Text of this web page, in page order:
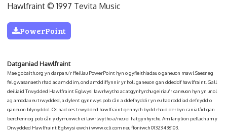
Hawlfraint © 1997 Tevita Music
PowerPoint
Datganiad Hawlfraint
Mae gobaith.org yn darparu'r ffeiliau PowerPoint hyn o gyfieithiadau o ganeuon mawl Saesneg
fel gwasanaeth rhad ac am ddim, ond amddiffynnir yr holl ganeuon gan ddeddf hawlfraint. Gall
deiliaid Trwydded Hawlfraint Eglwysi lawrlwytho ac atgynhyrchu geiriau'r caneuon hyn yn unol
ag amodau eu trwydded, a dylent gynnwys pob cân a ddefnyddir yn eu hadroddiad defnydd o
ganeuon blynyddol. Os nad oes trwydded hawlfraint gennych bydd rhaid derbyn caniatâd gan
berchennog pob cân y dymunwch ei lawrlwytho a/neu ei hatgynhyrchu. Am fanylion pellach am y
Drwydded Hawlfraint Eglwysi ewch i www.ccli.com neu ffoniwch 01323 436103.